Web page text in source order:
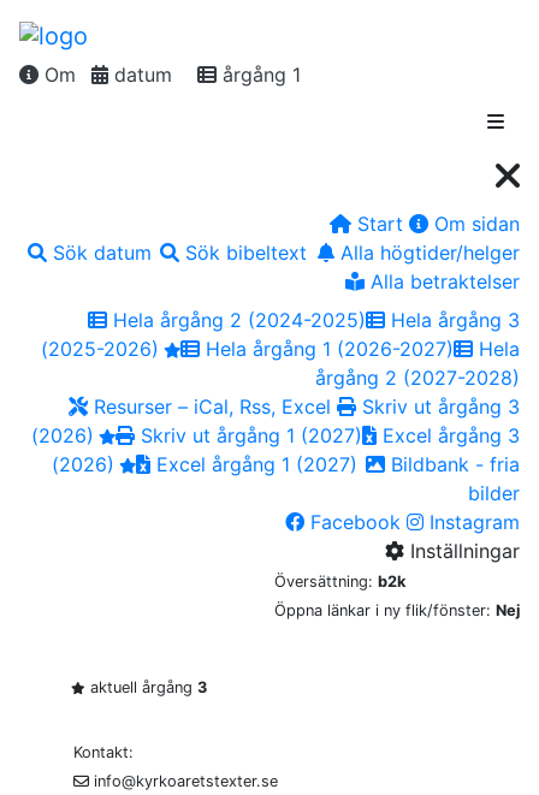
Om datum årgång 1
Start
Om sidan
Sök datum
Sök bibeltext
Alla högtider/helger
Alla betraktelser
Hela årgång 2 (2024-2025)
Hela årgång 3
(2025-2026)
Hela årgång 1 (2026-2027)
Hela
årgång 2 (2027-2028)
Resurser – iCal, Rss, Excel
Skriv ut årgång 3
(2026)
Skriv ut årgång 1 (2027)
Excel årgång 3
(2026)
Excel årgång 1 (2027)
Bildbank - fria
bilder
Facebook
Instagram
Inställningar
Översättning: b2k
Öppna länkar i ny flik/fönster: Nej
aktuell årgång 3
Kontakt:
info@kyrkoaretstexter.se